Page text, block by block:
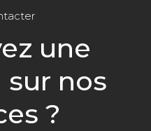
une
nos
?